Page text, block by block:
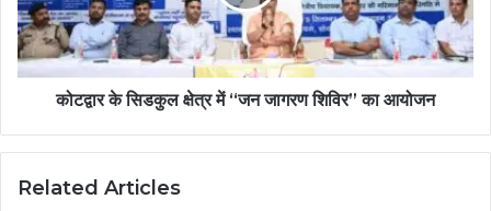
कोटद्वार के सिडकुल क्षेत्र में “जन जागरण शिविर” का आयोजन
Related Articles